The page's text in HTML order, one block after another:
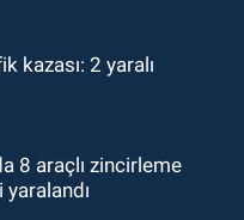
kazası: 2 yaralı
8 araçlı zincirleme